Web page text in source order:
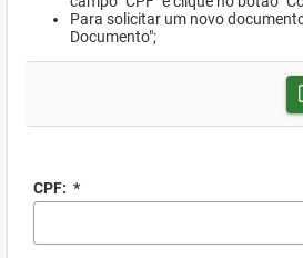
Para solicitar um novo
Documento";
CPF: *